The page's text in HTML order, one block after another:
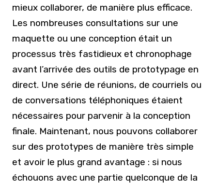
mieux collaborer, de manière plus efficace.
Les nombreuses consultations sur une
maquette ou une conception était un
processus très fastidieux et chronophage
avant l’arrivée des outils de prototypage en
direct. Une série de réunions, de courriels ou
de conversations téléphoniques étaient
nécessaires pour parvenir à la conception
finale. Maintenant, nous pouvons collaborer
sur des prototypes de manière très simple
et avoir le plus grand avantage : si nous
échouons avec une partie quelconque de la